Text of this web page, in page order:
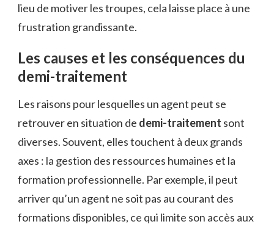
lieu de motiver les troupes, cela laisse place à une
frustration grandissante.
Les causes et les conséquences du
demi-traitement
Les raisons pour lesquelles un agent peut se
retrouver en situation de demi-traitement sont
diverses. Souvent, elles touchent à deux grands
axes : la gestion des ressources humaines et la
formation professionnelle. Par exemple, il peut
arriver qu’un agent ne soit pas au courant des
formations disponibles, ce qui limite son accès aux